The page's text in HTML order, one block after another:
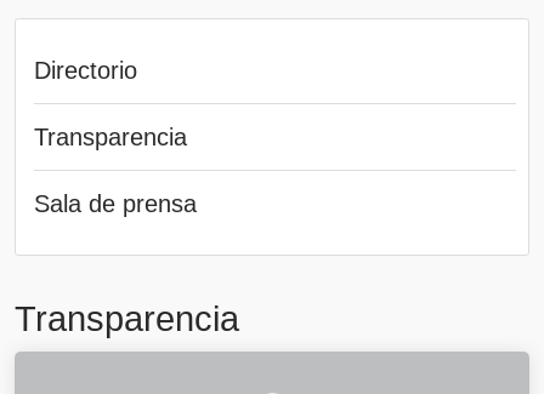
Directorio
Transparencia
Sala de prensa
Transparencia